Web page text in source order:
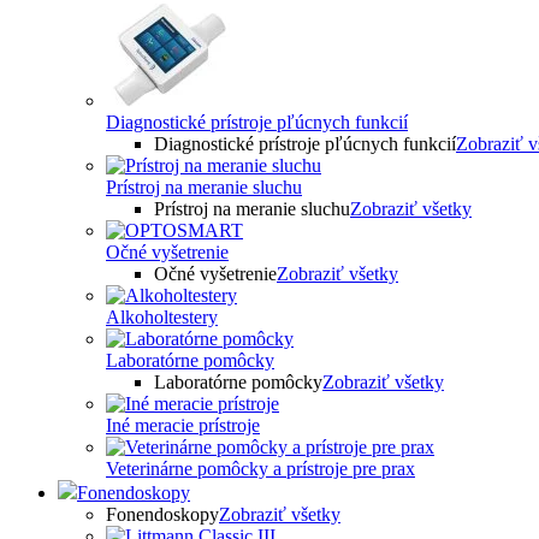
Diagnostické prístroje pľúcnych funkcií
Diagnostické prístroje pľúcnych funkciíZobraziť
Prístroj na meranie sluchu
Prístroj na meranie sluchuZobraziť všetky
Očné vyšetrenie
Očné vyšetrenieZobraziť všetky
Alkoholtestery
Laboratórne pomôcky
Laboratórne pomôckyZobraziť všetky
Iné meracie prístroje
Veterinárne pomôcky a prístroje pre prax
Fonendoskopy
FonendoskopyZobraziť všetky